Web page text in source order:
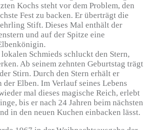
Kochs steht vor dem Problem, den
Fest zu backen. Er überträgt die
Stift. Dieses Mal enthält der
und auf der Spitze eine
Schmieds schluckt den Stern,
Ab seinem zehnten Geburtstag trägt
Stirn. Durch den Stern erhält er
der Elben. Im Verlauf seines Lebens
mal dieses magische Reich, erlebt
bis er nach 24 Jahren beim nächsten
in den neuen Kuchen einbacken lässt.